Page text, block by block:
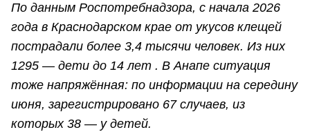
По данным Роспотребнадзора, с начала 2026
года в Краснодарском крае от укусов клещей
пострадали более 3,4 тысячи человек. Из них
1295 — дети до 14 лет . В Анапе ситуация
тоже напряжённая: по информации на середину
июня, зарегистрировано 67 случаев, из
которых 38 — у детей.